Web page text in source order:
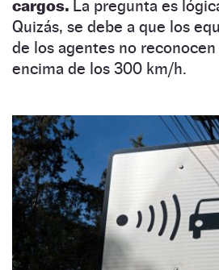
cargos. La pregunta es
Quizás, se debe a que los
de los agentes no reconocen
encima de los 300 km/h.